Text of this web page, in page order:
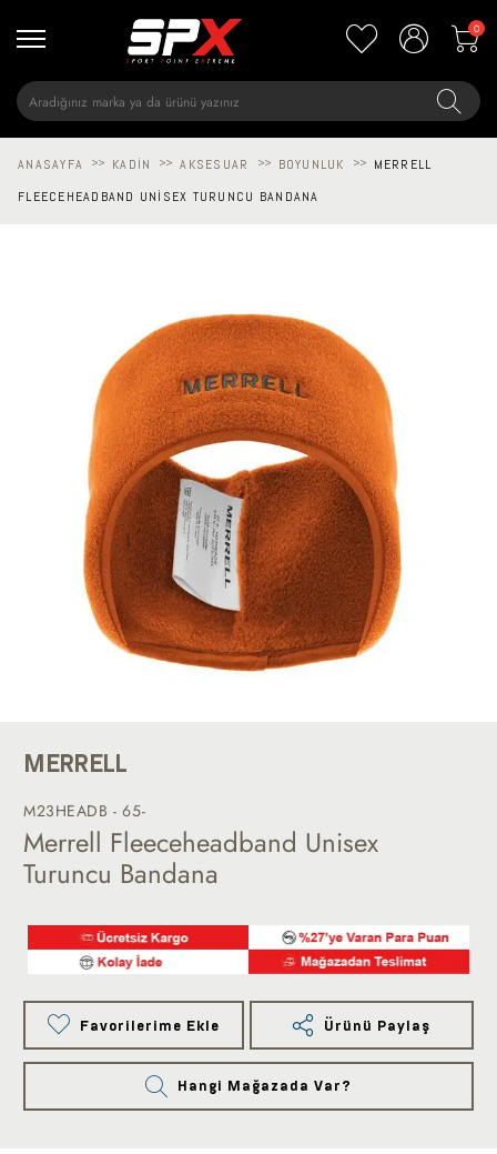
0
ANASAYFA >> KADIN >> AKSESUAR >> BOYUNLUK >>
MERRELL
FLEECEHEADBAND UNISEX TURUNCU BANDANA
MERRELL
M23HEADB - 65-
Merrell Fleeceheadband Unisex
Turuncu Bandana
Favorilerime Ekle Ürünü Paylaş
Hangi Mağazada Var?